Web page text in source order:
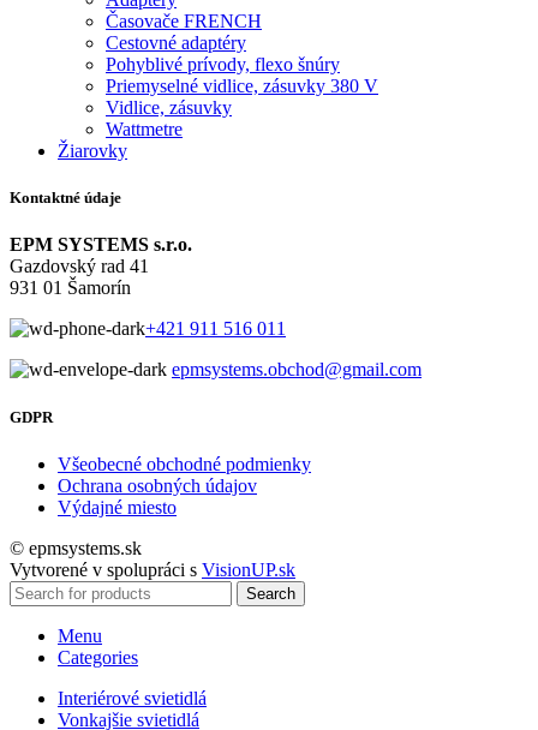
Časovače FRENCH
Cestovné adaptéry
Pohyblivé prívody, flexo šnúry
Priemyselné vidlice, zásuvky 380 V
Vidlice, zásuvky
Wattmetre
Žiarovky
Kontaktné údaje
EPM SYSTEMS s.r.o.
Gazdovský rad 41
931 01 Šamorín
+421 911 516 011
epmsystems.obchod@gmail.com
GDPR
Všeobecné obchodné podmienky
Ochrana osobných údajov
Výdajné miesto
© epmsystems.sk
Vytvorené v spolupráci s VisionUP.sk
Search
Menu
Categories
Interiérové svietidlá
Vonkajšie svietidlá